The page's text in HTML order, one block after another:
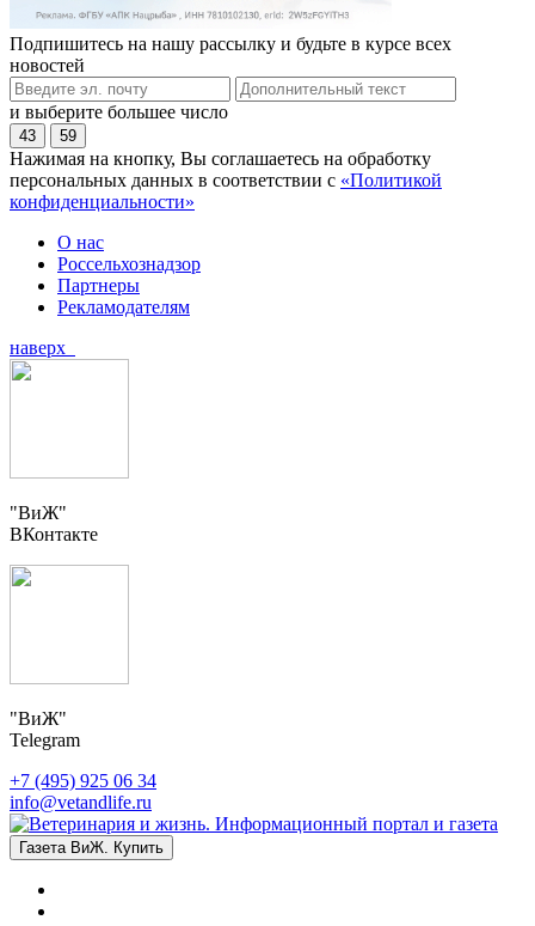
Подпишитесь на нашу рассылку и будьте в курсе всех
новостей
и выберите большее число
43 59
Нажимая на кнопку, Вы соглашаетесь на обработку
персональных данных в соответствии с «Политикой
конфиденциальности»
О нас
Россельхознадзор
Партнеры
Рекламодателям
наверх
"ВиЖ"
ВКонтакте
"ВиЖ"
Telegram
+7 (495) 925 06 34
info@vetandlife.ru
Газета ВиЖ. Купить